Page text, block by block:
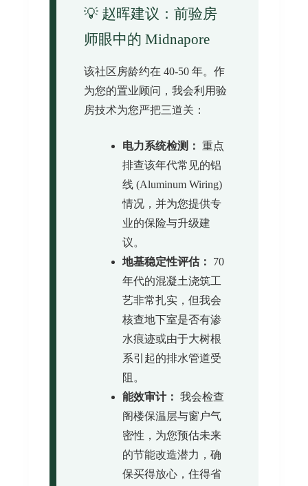
💡 赵晖建议：前验房
师眼中的 Midnapore
该社区房龄约在 40-50 年。作
为您的置业顾问，我会利用验
房技术为您严把三道关：
电力系统检测： 重点
排查该年代常见的铝
线 (Aluminum Wiring)
情况，并为您提供专
业的保险与升级建
议。
地基稳定性评估：
70
年代的混凝土浇筑工
艺非常扎实，但我会
核查地下室是否有渗
水痕迹或由于大树根
系引起的排水管道受
阻。
能效审计： 我会检查
阁楼保温层与窗户气
密性，为您预估未来
的节能改造潜力，确
保买得放心，住得省